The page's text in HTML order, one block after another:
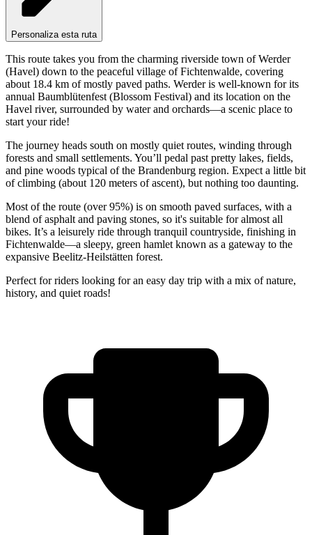
Personaliza esta ruta
This route takes you from the charming riverside town of Werder
(Havel) down to the peaceful village of Fichtenwalde, covering
about 18.4 km of mostly paved paths. Werder is well-known for its
annual Baumblütenfest (Blossom Festival) and its location on the
Havel river, surrounded by water and orchards—a scenic place to
start your ride!
The journey heads south on mostly quiet routes, winding through
forests and small settlements. You’ll pedal past pretty lakes, fields,
and pine woods typical of the Brandenburg region. Expect a little bit
of climbing (about 120 meters of ascent), but nothing too daunting.
Most of the route (over 95%) is on smooth paved surfaces, with a
blend of asphalt and paving stones, so it's suitable for almost all
bikes. It’s a leisurely ride through tranquil countryside, finishing in
Fichtenwalde—a sleepy, green hamlet known as a gateway to the
expansive Beelitz-Heilstätten forest.
Perfect for riders looking for an easy day trip with a mix of nature,
history, and quiet roads!